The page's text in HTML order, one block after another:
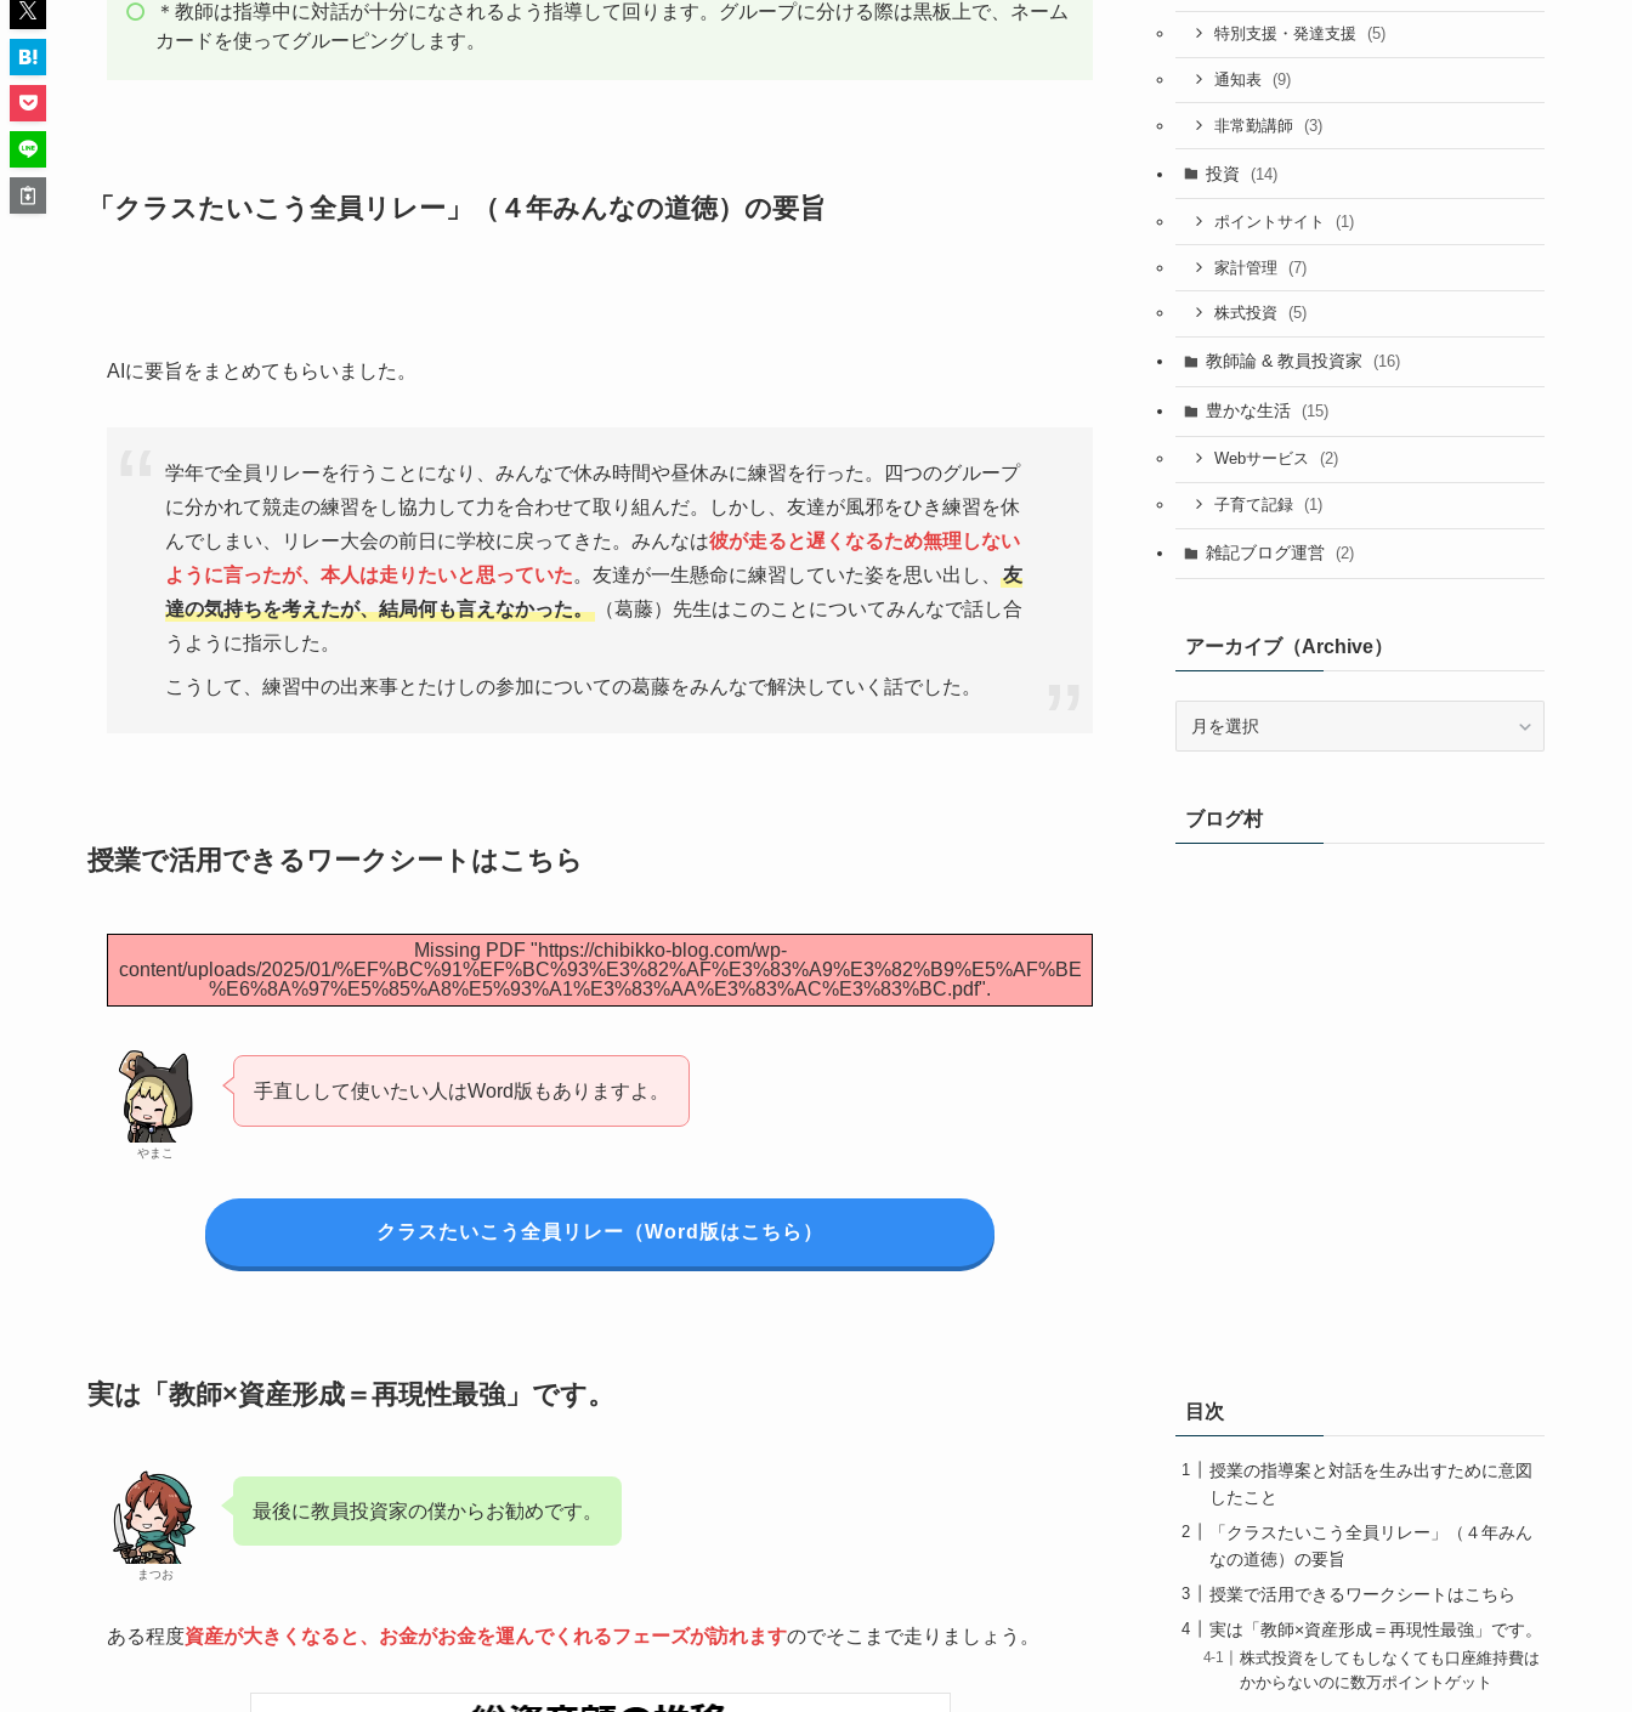
＊教師は指導中に対話が十分になされるよう指導して回ります。グループに分ける際は黒板上で、ネーム
カードを使ってグルーピングします。
「クラスたいこう全員リレー」（４年みんなの道徳）の要旨
AIに要旨をまとめてもらいました。
学年で全員リレーを行うことになり、みんなで休み時間や昼休みに練習を行った。四つのグループ
に分かれて競走の練習をし協力して力を合わせて取り組んだ。しかし、友達が風邪をひき練習を休
んでしまい、リレー大会の前日に学校に戻ってきた。みんなは彼が走ると遅くなるため無理しない
ように言ったが、本人は走りたいと思っていた。友達が一生懸命に練習していた姿を思い出し、
友
達の気持ちを考えたが、結局何も言えなかった。
（葛藤）先生はこのことについてみんなで話し合
うように指示した。
こうして、練習中の出来事とたけしの参加についての葛藤をみんなで解決していく話でした。
授業で活用できるワークシートはこちら
Missing PDF "https://chibikko-blog.com/wp-
content/uploads/2025/01/%EF%BC%91%EF%BC%93%E3%82%AF%E3%83%A9%E3%82%B9%E5%AF%BE
%E6%8A%97%E5%85%A8%E5%93%A1%E3%83%AA%E3%83%AC%E3%83%BC.pdf".
やまこ
手直しして使いたい人はWord版もありますよ。
クラスたいこう全員リレー（Word版はこちら）
実は「教師×資産形成＝再現性最強」です。
まつお
最後に教員投資家の僕からお勧めです。
ある程度資産が大きくなると、お金がお金を運んでくれるフェーズが訪れますのでそこまで走りましょう。
特別支援・発達支援 (5)
通知表 (9)
非常勤講師 (3)
投資 (14)
ポイントサイト (1)
家計管理 (7)
株式投資 (5)
教師論 & 教員投資家 (16)
豊かな生活 (15)
Webサービス (2)
子育て記録 (1)
雑記ブログ運営 (2)
アーカイブ（Archive）
ブ
（Archive）
ブログ村
目次
授業の指導案と対話を生み出すために意図
したこと
「クラスたいこう全員リレー」（４年みん
なの道徳）の要旨
授業で活用できるワークシートはこちら
実は「教師×資産形成＝再現性最強」です。
株式投資をしてもしなくても口座維持費は
かからないのに数万ポイントゲット